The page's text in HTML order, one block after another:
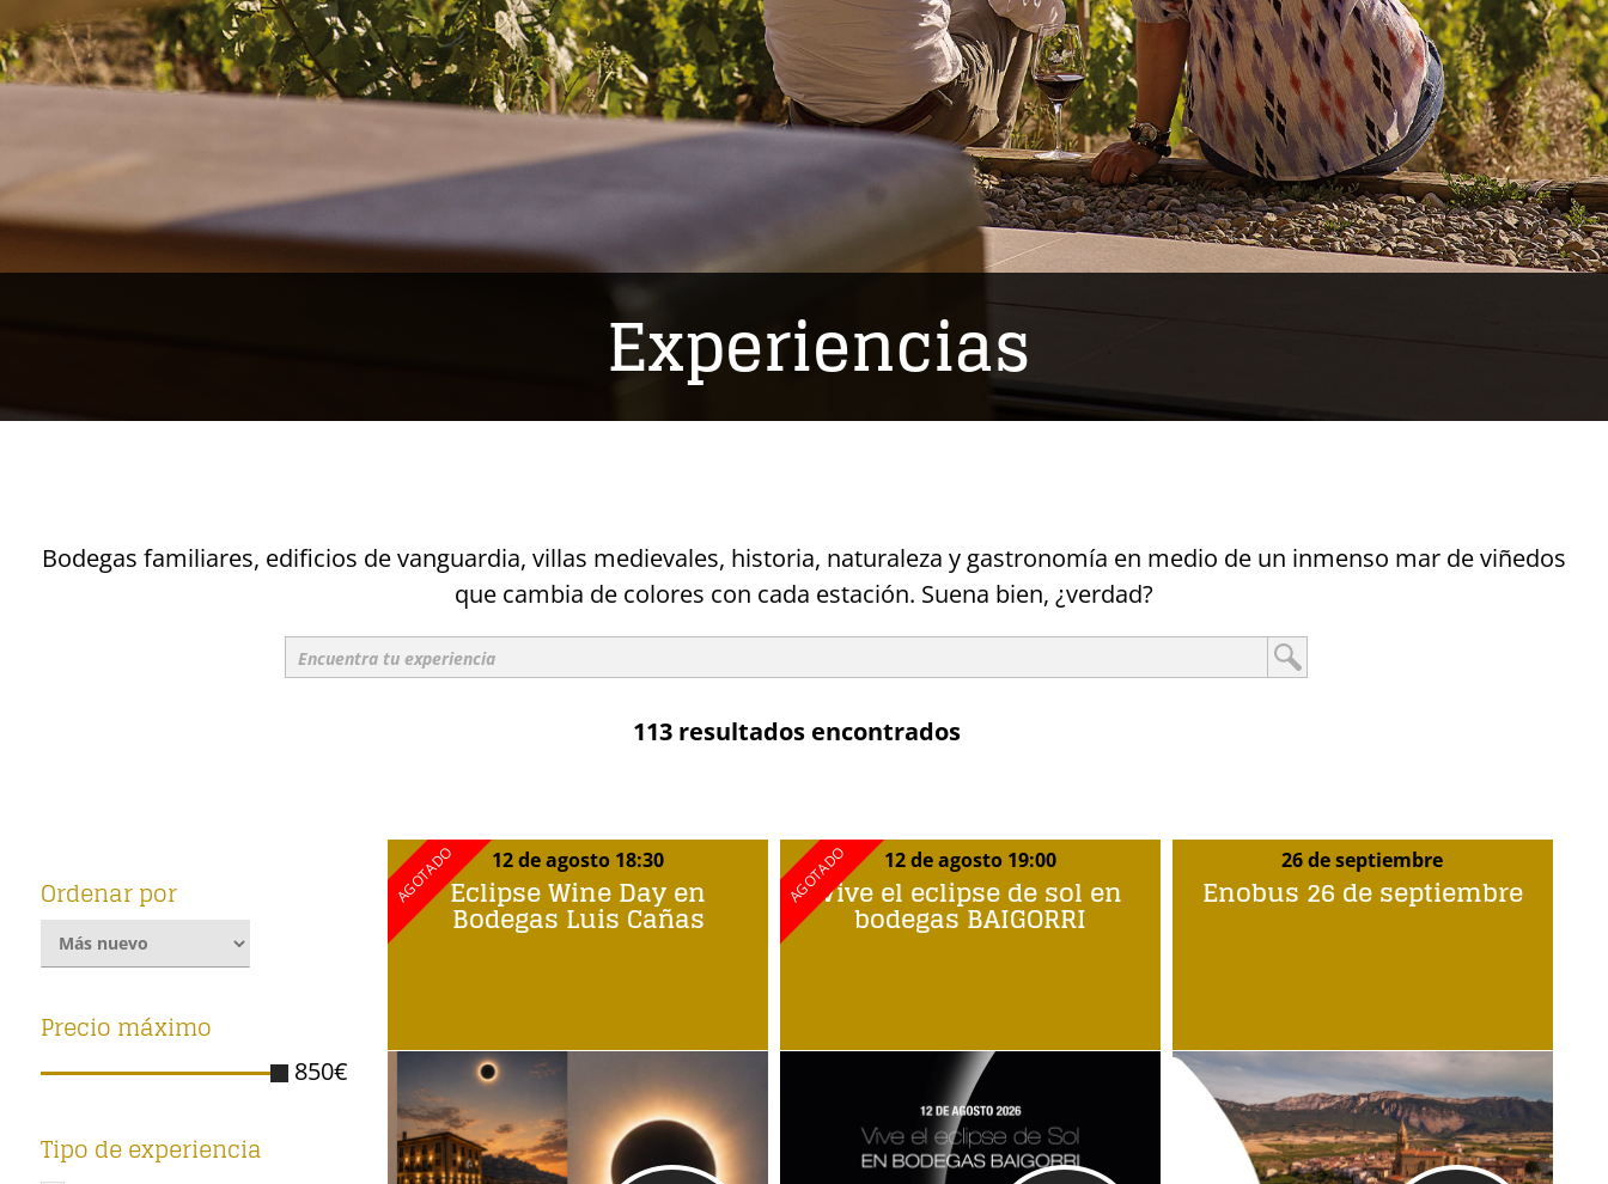
Experiencias
Bodegas familiares, edificios de vanguardia, villas medievales, historia, naturaleza y gastronomía en medio de un inmenso mar de viñedos
que cambia de colores con cada estación. Suena bien, ¿verdad?
113 resultados encontrados
Ordenar por
Precio máximo
850€
Tipo de experiencia
12 de agosto 18:30
Eclipse Wine Day en
Bodegas Luis Cañas
12 de agosto 19:00
Vive el eclipse de sol en
bodegas BAIGORRI
26 de septiembre
Enobus 26 de septiembre